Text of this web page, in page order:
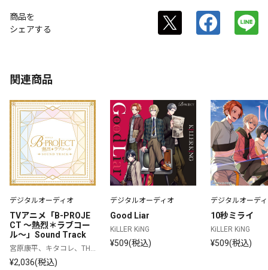
商品を
シェアする
関連商品
デジタルオーディオ
TVアニメ「B-PROJE
CT ～熱烈＊ラブコー
ル～」Sound Track
宮原康平、キタコレ、THR
IVE、MooNs、KiLLER KiN
G、ウルトラズ
¥2,036(税込)
デジタルオーディオ
Good Liar
KiLLER KiNG
¥509(税込)
デジタルオーデ
10秒ミライ
KiLLER KiNG
¥509(税込)